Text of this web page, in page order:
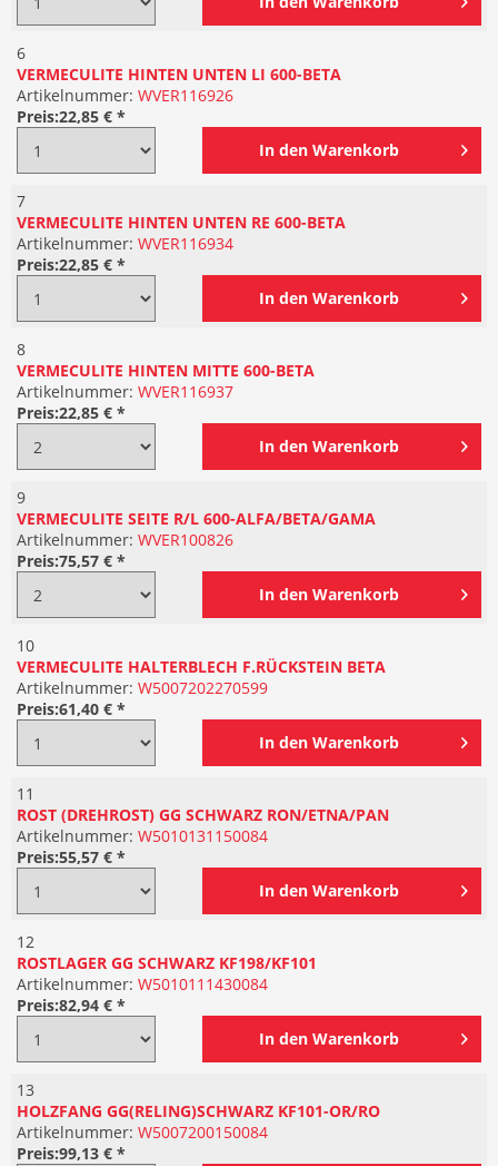
6
VERMECULITE HINTEN UNTEN LI 600-BETA
Artikelnummer: WVER116926
Preis:22,85 € *
In den Warenkorb
7
VERMECULITE HINTEN UNTEN RE 600-BETA
Artikelnummer: WVER116934
Preis:22,85 € *
In den Warenkorb
8
VERMECULITE HINTEN MITTE 600-BETA
Artikelnummer: WVER116937
Preis:22,85 € *
In den Warenkorb
9
VERMECULITE SEITE R/L 600-ALFA/BETA/GAMA
Artikelnummer: WVER100826
Preis:75,57 € *
In den Warenkorb
10
VERMECULITE HALTERBLECH F.RÜCKSTEIN BETA
Artikelnummer: W5007202270599
Preis:61,40 € *
In den Warenkorb
11
ROST (DREHROST) GG SCHWARZ RON/ETNA/PAN
Artikelnummer: W5010131150084
Preis:55,57 € *
In den Warenkorb
12
ROSTLAGER GG SCHWARZ KF198/KF101
Artikelnummer: W5010111430084
Preis:82,94 € *
In den Warenkorb
13
HOLZFANG GG(RELING)SCHWARZ KF101-OR/RO
Artikelnummer: W5007200150084
Preis:99,13 € *